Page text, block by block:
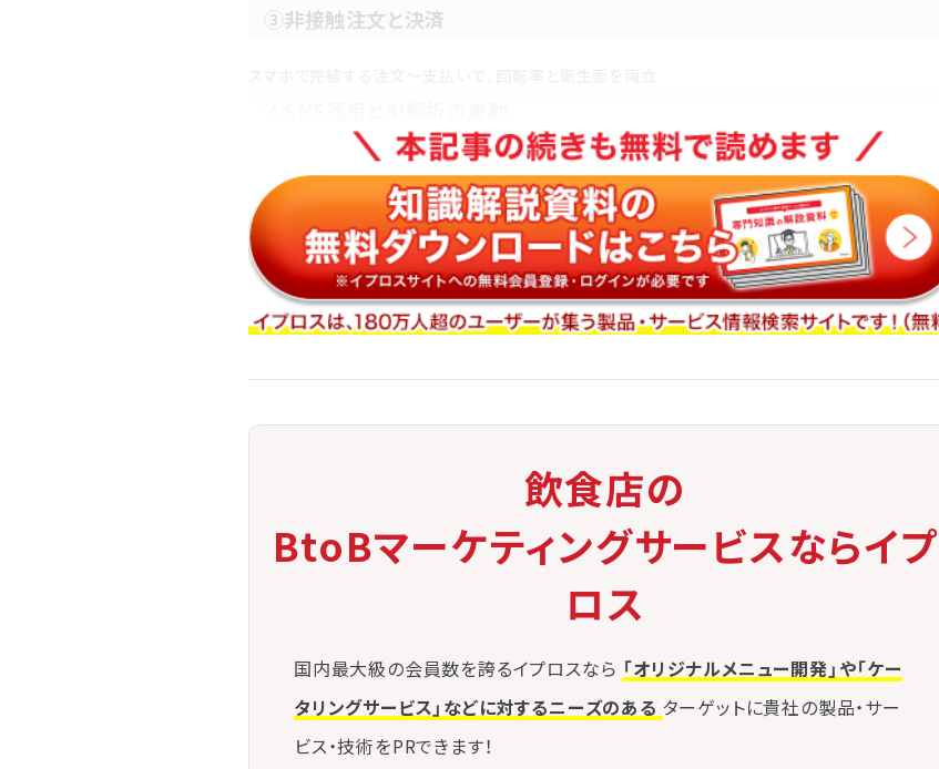
③非接触注文と決済
顧客の行動傾向を解析し、キャンペーン設計に活用
⑤自動温度監視で食材管理
冷蔵・冷凍庫の温度異常を通知し、品質保持を徹底
こうしたシステムとオペレーションの連携により、フードテックは"使える技術"へと昇華します。
飲食店の
BtoBマーケティングサービスならイプ
ロス
国内最大級の会員数を誇るイプロスなら 「オリジナルメニュー開発」や「ケー
タリングサービス」などに対するニーズのある ターゲットに貴社の製品・サー
ビス・技術をPRできます！